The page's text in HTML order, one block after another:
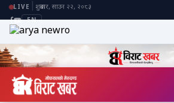
LIVE शुक्रबार, साउन २२, २०८३
EN